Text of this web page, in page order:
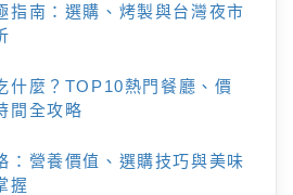
指南：選購、烤製與台灣夜市
什麼？TOP10熱門餐廳、價
間全攻略
：營養價值、選購技巧與美味
握